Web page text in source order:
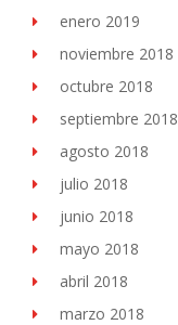
enero 2019
noviembre 2018
octubre 2018
septiembre 2018
agosto 2018
julio 2018
junio 2018
mayo 2018
abril 2018
marzo 2018